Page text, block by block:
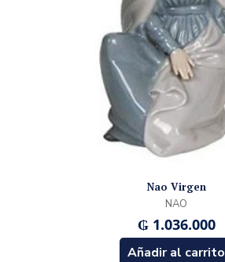
Nao Virgen
NAO
₲1.036.000
Añadir al carrito